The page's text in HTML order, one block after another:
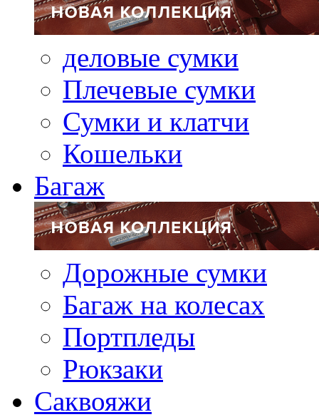
деловые сумки
Плечевые сумки
Сумки и клатчи
Кошельки
Багаж
Дорожные сумки
Багаж на колесах
Портпледы
Рюкзаки
Саквояжи